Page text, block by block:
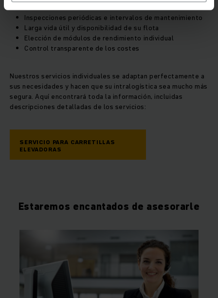
Inspecciones periódicas e intervalos de mantenimiento
Larga vida útil y disponibilidad de su flota
Elección de módulos de rendimiento individual
Control transparente de los costes
Nuestros servicios individuales se adaptan perfectamente a
sus necesidades y hacen que su intralogística sea mucho más
segura. Aquí encontrará toda la información, incluidas
descripciones detalladas de los servicios:
SERVICIO PARA CARRETILLAS
ELEVADORAS
Estaremos encantados de asesorarle